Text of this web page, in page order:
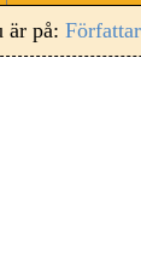
är på: